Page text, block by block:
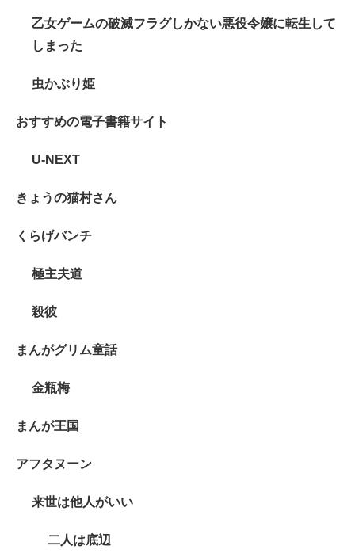
乙女ゲームの破滅フラグしかない悪役令嬢に転生して
しまった
虫かぶり姫
おすすめの電子書籍サイト
U-NEXT
きょうの猫村さん
くらげバンチ
極主夫道
殺彼
まんがグリム童話
金瓶梅
まんが王国
アフタヌーン
来世は他人がいい
二人は底辺